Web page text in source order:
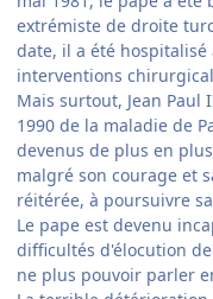
extrémiste de droite
date, il a été
interventions
Mais surtout, Jean
1990 de la maladie de
devenus de plus en
malgré son courage et
réitérée, à poursuivre
Le pape est devenu
difficultés d'élocution
ne plus pouvoir parler